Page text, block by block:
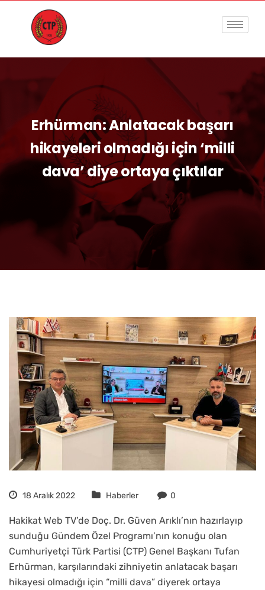
Erhürman: Anlatacak başarı
hikayeleri olmadığı için ‘milli
dava’ diye ortaya çıktılar
18 Aralık 2022 Haberler 0
Hakikat Web TV’de Doç. Dr. Güven Arıklı’nın hazırlayıp
sunduğu Gündem Özel Programı’nın konuğu olan
Cumhuriyetçi Türk Partisi (CTP) Genel Başkanı Tufan
Erhürman, karşılarındaki zihniyetin anlatacak başarı
hikayesi olmadığı için “milli dava” diyerek ortaya